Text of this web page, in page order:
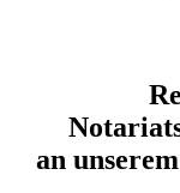
an